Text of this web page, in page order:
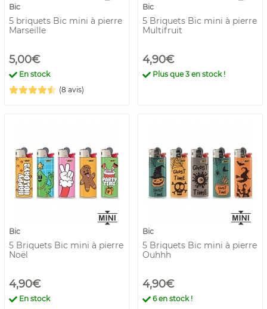
Bic
5 briquets Bic mini à pierre
Marseille
5,00€
En stock
(8 avis)
Bic
5 Briquets Bic mini à pierre
Multifruit
4,90€
Plus que3 en stock !
Bic
5 Briquets Bic mini à pierre
Noël
4,90€
En stock
Bic
5 Briquets Bic mini à pierre
Ouhhh
4,90€
6en stock !